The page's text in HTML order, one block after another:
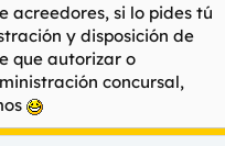
acreedores, si lo pides tú
y disposición de
que autorizar o
concursal,